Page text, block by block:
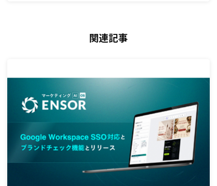
関連記事